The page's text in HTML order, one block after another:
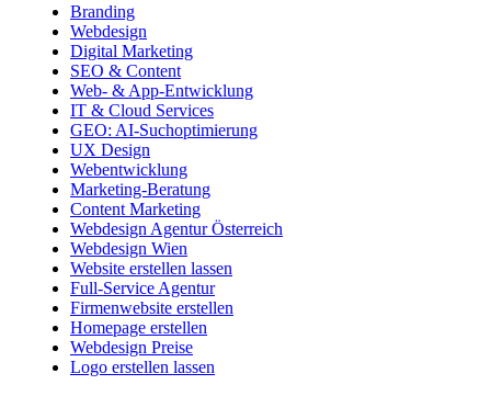
Branding
Webdesign
Digital Marketing
SEO & Content
Web- & App-Entwicklung
IT & Cloud Services
GEO: AI-Suchoptimierung
UX Design
Webentwicklung
Marketing-Beratung
Content Marketing
Webdesign Agentur Österreich
Webdesign Wien
Website erstellen lassen
Full-Service Agentur
Firmenwebsite erstellen
Homepage erstellen
Webdesign Preise
Logo erstellen lassen